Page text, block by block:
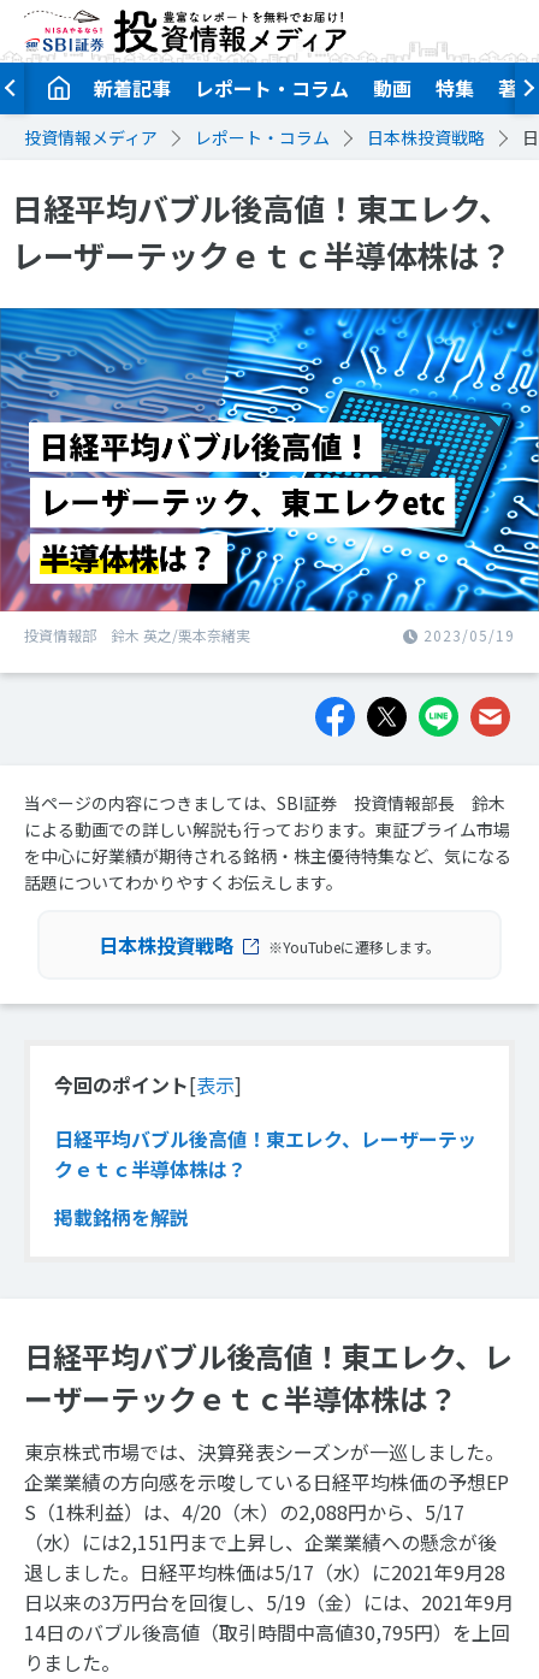
新着記事 レポート・コラム 動画 特集 著者
投資情報メディア レポート・コラム 日本株投資戦略
日経平均バブル後高値！東エレク、
レーザーテックｅｔｃ半導体株は？
投資情報部 鈴木 英之/栗本奈緒実 2023/05/19
当ページの内容につきましては、SBI証券 投資情報部長 鈴木
による動画での詳しい解説も行っております。東証プライム市場
を中心に好業績が期待される銘柄・株主優待特集など、気になる
話題についてわかりやすくお伝えします。
日本株投資戦略 ※YouTubeに遷移します。
今回のポイント[表示]
日経平均バブル後高値！東エレク、レーザーテッ
クｅｔｃ半導体株は？
掲載銘柄を解説
日経平均バブル後高値！東エレク、レ
ーザーテックｅｔｃ半導体株は？
東京株式市場では、決算発表シーズンが一巡しました。
企業業績の方向感を示唆している日経平均株価の予想EP
S（1株利益）は、4/20（木）の2,088円から、5/17
（水）には2,151円まで上昇し、企業業績への懸念が後
退しました。日経平均株価は5/17（水）に2021年9月28
日以来の3万円台を回復し、5/19（金）には、2021年9月
14日のバブル後高値（取引時間中高値30,795円）を上回
りました。